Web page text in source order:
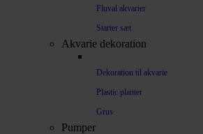
Fluval akvarier
Starter sæt
Akvarie dekoration
Dekoration til akvarie
Plastic planter
Grus
Pumper